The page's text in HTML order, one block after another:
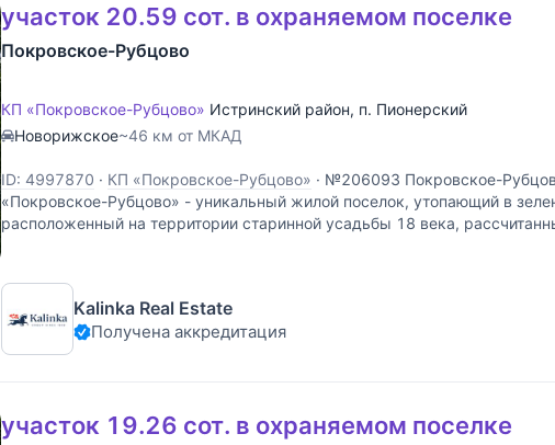
участок 20.59 сот. в охраняемом поселке
Покровское-Рубцово
КП «Покровское-Рубцово» Истринский район, п. Пионерский
Новорижское~46 км от МКАД
ID: 4997870 · КП «Покровское-Рубцово» · №206093 Покровское-
«Покровское-Рубцово» - уникальный жилой поселок, утопающий в
расположенный на территории старинной усадьбы 18 века,
Kalinka Real Estate
Получена аккредитация
участок 19.26 сот. в охраняемом поселке